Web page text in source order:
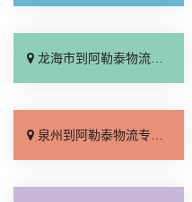
龙海市到阿勒泰物流专线_随叫随到「多年经验」
泉州到阿勒泰物流专线_专线查询「市县派送」